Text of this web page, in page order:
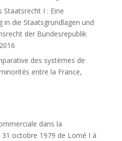
Staatsrecht I : Eine
in die Staatsgrundlagen und
der Bundesrepublik
des systèmes de
entre la France,
dans la
31 octobre 1979 de Lomé I à